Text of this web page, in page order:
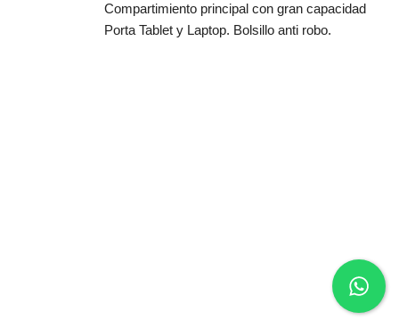
Compartimiento principal con gran capacidad
Porta Tablet y Laptop. Bolsillo anti robo.